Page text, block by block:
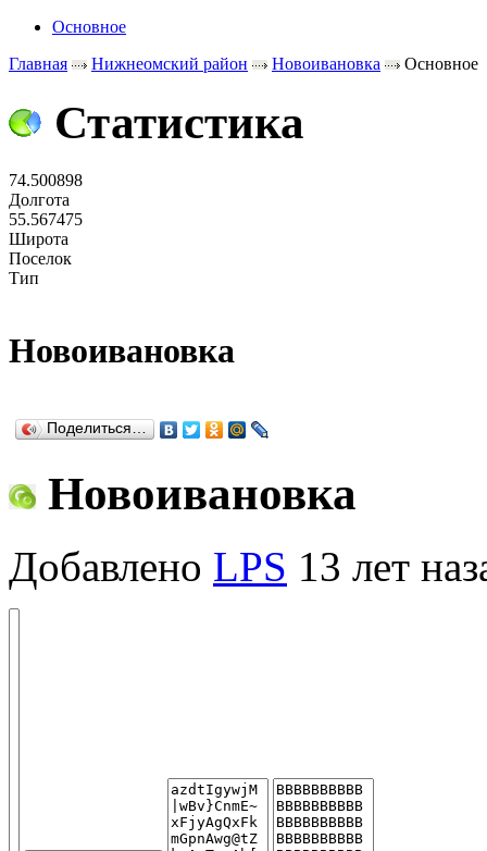
Основное
Главная
Нижнеомский район Новоивановка Основное
Статистика
74.500898
Долгота
55.567475
Широта
Поселок
Тип
Новоивановка
Поделиться…
Новоивановка
Добавлено LPS 13 лет